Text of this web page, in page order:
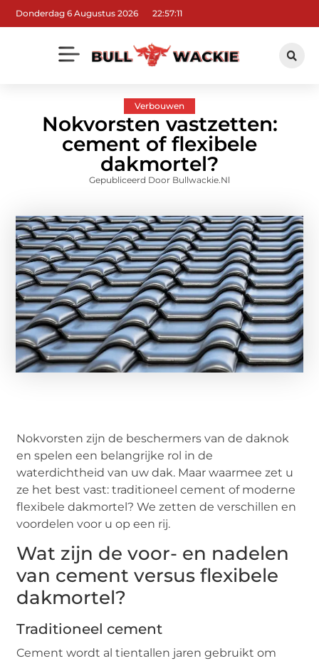
Donderdag 6 Augustus 2026 22:57:13
Verbouwen
Nokvorsten vastzetten:
cement of flexibele
dakmortel?
Gepubliceerd Door Bullwackie.nl
Nokvorsten zijn de beschermers van de daknok
en spelen een belangrijke rol in de
waterdichtheid van uw dak. Maar waarmee zet u
ze het best vast: traditioneel cement of moderne
flexibele dakmortel? We zetten de verschillen en
voordelen voor u op een rij.
Wat zijn de voor- en nadelen
van cement versus flexibele
dakmortel?
Traditioneel cement
Cement wordt al tientallen jaren gebruikt om